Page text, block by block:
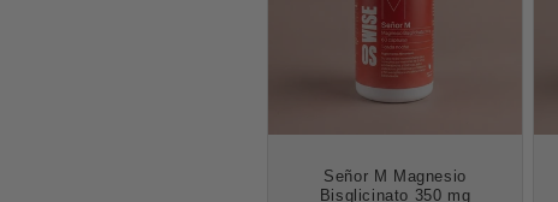
Señor M Magnesio
Bisglicinato 350 mg